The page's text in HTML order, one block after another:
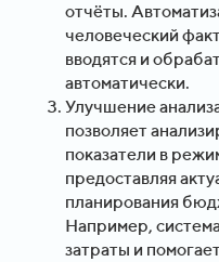
отчёты.
человеческий
вводятся и
автоматически.
Улучшение
позволяет
показатели в
предоставляя
планирования
Например,
затраты и